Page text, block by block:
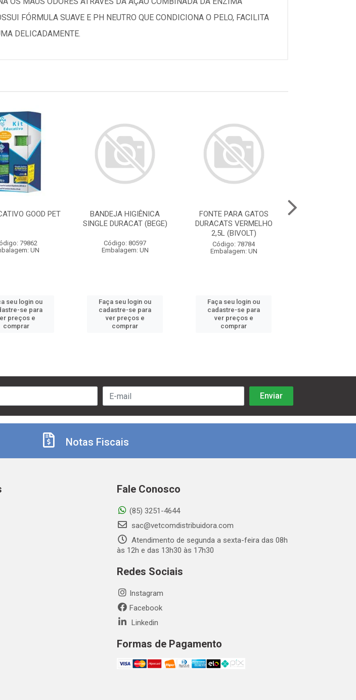
FÓRMULA SUAVE E PH NEUTRO QUE CONDICIONA O PELO, FACILITA
DELICADAMENTE.
GOOD PET
79862
UN
seu login ou
se para
preços e
comprar
BANDEJA HIGIÊNICA
SINGLE DURACAT (BEGE)
Código: 80597
Embalagem: UN
Faça seu login ou
cadastre-se para
ver preços e
comprar
FONTE PARA GATOS
DURACATS VERMELHO
2,5L (BIVOLT)
Código: 78784
Embalagem: UN
Faça seu login ou
cadastre-se para
ver preços e
comprar
Notas Fiscais
Fale Conosco
(85) 3251-4644
sac@vetcomdistribuidora.com
Atendimento de segunda a sexta-feira das 08h
às 12h e das 13h30 às 17h30
Redes Sociais
Instagram
Facebook
Linkedin
Formas de Pagamento